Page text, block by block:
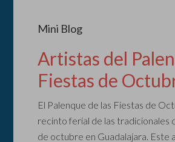
Mini Blog
Artistas del
Fiestas de
El Palenque de las Fiestas de
recinto ferial de las tradicionales
de octubre en Guadalajara. Este